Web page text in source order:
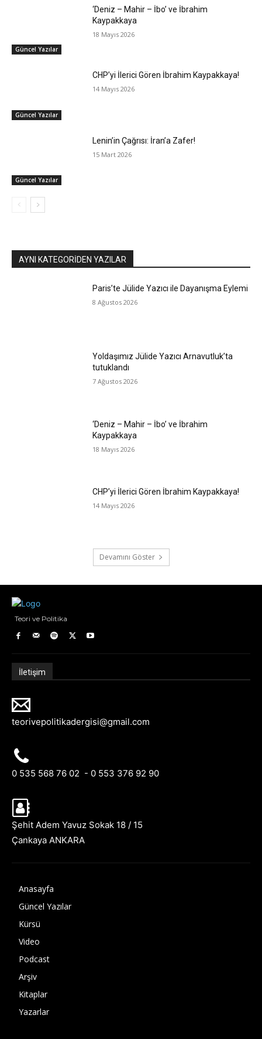
Güncel Yazılar
‘Deniz – Mahir – İbo’ ve İbrahim
Kaypakkaya
18 Mayıs 2026
Güncel Yazılar
CHP’yi İlerici Gören İbrahim Kaypakkaya!
14 Mayıs 2026
Güncel Yazılar
Lenin’in Çağrısı: İran’a Zafer!
15 Mart 2026
AYNI KATEGORIDEN YAZILAR
Paris’te Jülide Yazıcı ile Dayanışma Eylemi
8 Ağustos 2026
Yoldaşımız Jülide Yazıcı Arnavutluk’ta
tutuklandı
7 Ağustos 2026
‘Deniz – Mahir – İbo’ ve İbrahim
Kaypakkaya
18 Mayıs 2026
CHP’yi İlerici Gören İbrahim Kaypakkaya!
14 Mayıs 2026
Devamını Göster
Teori ve Politika
İletişim
teorivepolitikadergisi@gmail.com
0 535 568 76 02 - 0 553 376 92 90
Şehit Adem Yavuz Sokak 18 / 15
Çankaya ANKARA
Anasayfa
Güncel Yazılar
Kürsü
Video
Podcast
Arşiv
Kitaplar
Yazarlar